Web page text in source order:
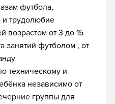
футбола,
и трудолюбие
возрастом от 3 до 15
занятий футболом , от
техническому и
независимо от
группы для